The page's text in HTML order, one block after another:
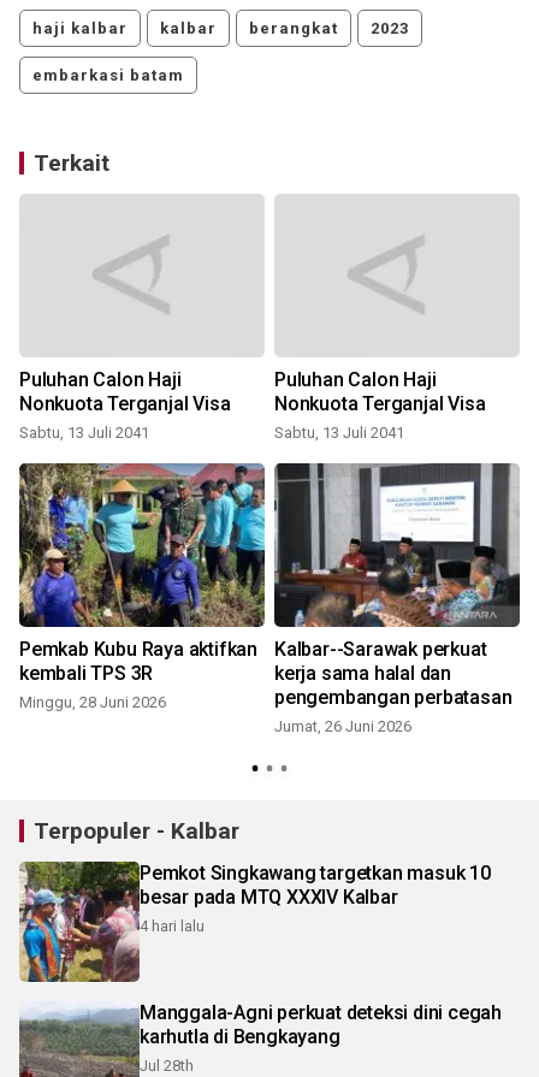
haji kalbar kalbar berangkat 2023
embarkasi batam
Terkait
Puluhan Calon Haji
Nonkuota Terganjal Visa
Sabtu, 13 Juli 2041
Puluhan Calon Haji
Nonkuota Terganjal Visa
Sabtu, 13 Juli 2041
Pemkab Kubu Raya aktifkan
kembali TPS 3R
Minggu, 28 Juni 2026
Kalbar--Sarawak perkuat
kerja sama halal dan
pengembangan perbatasan
Jumat, 26 Juni 2026
Terpopuler - Kalbar
Pemkot Singkawang targetkan masuk 10
besar pada MTQ XXXIV Kalbar
4 hari lalu
Manggala-Agni perkuat deteksi dini cegah
karhutla di Bengkayang
Jul 28th